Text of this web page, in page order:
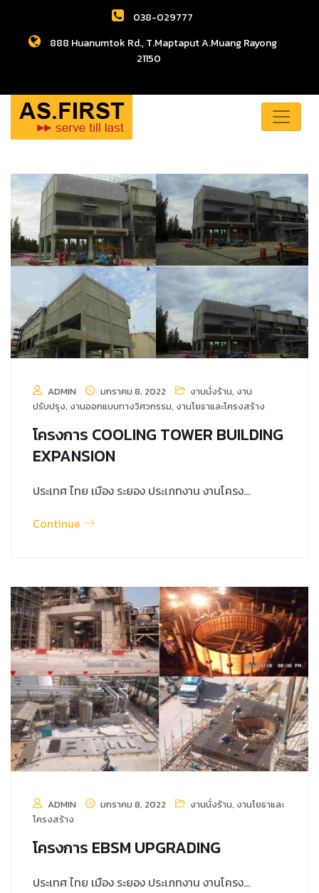
038-029777
888 Huanumtok Rd., T.Maptaput A.Muang Rayong
21150
ADMIN มกราคม 8, 2022 งานนั่งร้าน, งาน
ปรับปรุง, งานออกแบบทางวิศวกรรม, งานโยธาและโครงสร้าง
โครงการ COOLING TOWER BUILDING
EXPANSION
ประเทศ ไทย เมือง ระยอง ประเภทงาน งานโครง…
Continue
ADMIN มกราคม 8, 2022 งานนั่งร้าน, งานโยธาและ
โครงสร้าง
โครงการ EBSM UPGRADING
ประเทศ ไทย เมือง ระยอง ประเภทงาน งานโครง…